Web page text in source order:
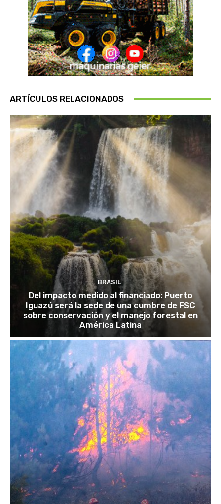
ARTÍCULOS RELACIONADOS
BRASIL
Del impacto medido al financiado: Puerto
Iguazú será la sede de una cumbre de FSC
sobre conservación y el manejo forestal en
América Latina